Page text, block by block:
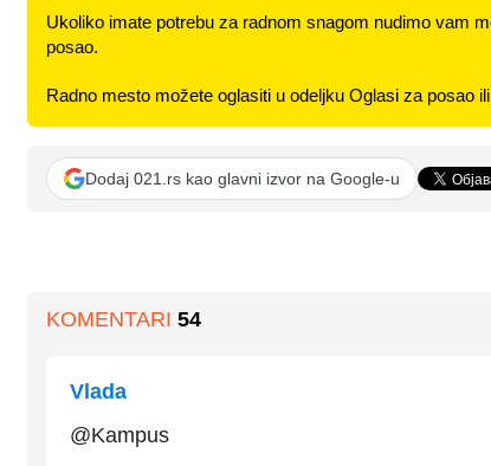
Ukoliko imate potrebu za radnom snagom nudimo vam
posao.
Radno mesto možete oglasiti u odeljku Oglasi za posao
Dodaj 021.rs kao glavni izvor na Google-u
KOMENTARI 54
Vlada
@Kampus